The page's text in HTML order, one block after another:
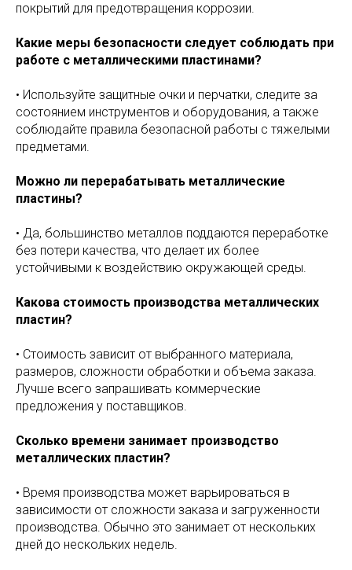
покрытий для предотвращения коррозии.
Какие меры безопасности следует соблюдать при
работе с металлическими пластинами?
• Используйте защитные очки и перчатки, следите за
состоянием инструментов и оборудования, а также
соблюдайте правила безопасной работы с тяжелыми
предметами.
Можно ли перерабатывать металлические
пластины?
• Да, большинство металлов поддаются переработке
без потери качества, что делает их более
устойчивыми к воздействию окружающей среды.
Какова стоимость производства металлических
пластин?
• Стоимость зависит от выбранного материала,
размеров, сложности обработки и объема заказа.
Лучше всего запрашивать коммерческие
предложения у поставщиков.
Сколько времени занимает производство
металлических пластин?
• Время производства может варьироваться в
зависимости от сложности заказа и загруженности
производства. Обычно это занимает от нескольких
дней до нескольких недель.